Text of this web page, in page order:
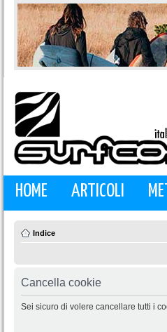
HOME ARTICOLI
Indice
Cancella cookie
Sei sicuro di volere cancellare tutti i